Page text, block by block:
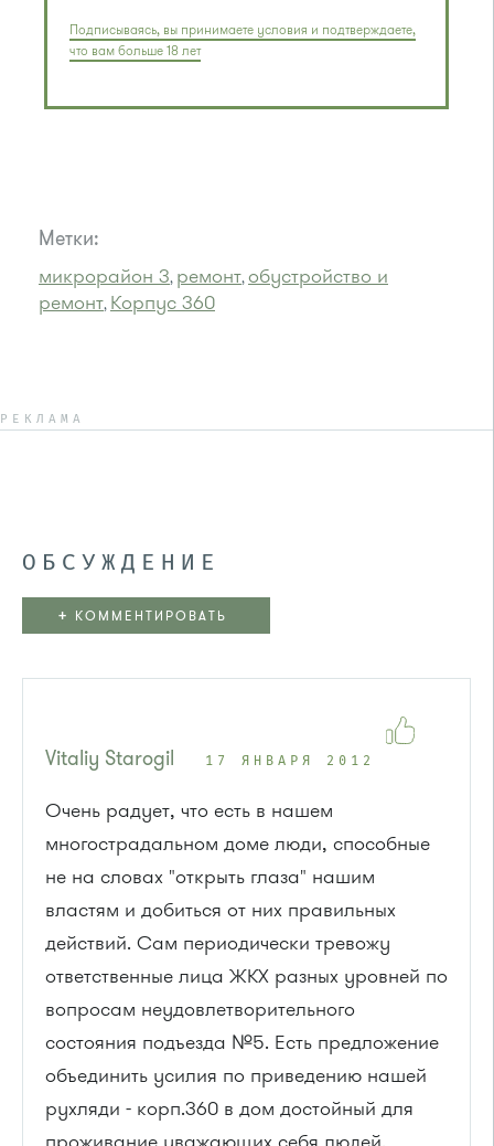
Подписываясь, вы принимаете условия и подтверждаете,
что вам больше 18 лет
Метки:
микрорайон 3, ремонт,обустройство и
ремонт, Корпус 360
РЕКЛАМА
ОБСУЖДЕНИЕ
+ КОММЕНТИРОВАТЬ
Vitaliy Starogil 17 ЯНВАРЯ 2012
Очень радует, что есть в нашем
многострадальном доме люди, способные
не на словах "открыть глаза" нашим
властям и добиться от них правильных
действий. Сам периодически тревожу
ответственные лица ЖКХ разных уровней по
вопросам неудовлетворительного
состояния подъезда №5. Есть предложение
объединить усилия по приведению нашей
рухляди - корп.360 в дом достойный для